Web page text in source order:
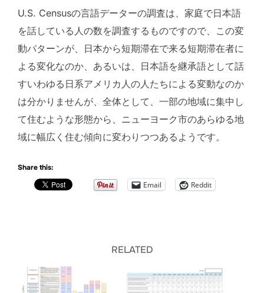
U.S. Censusの言語データーの調査は、家庭で日本語
を話している人の数を調査するものですので、この変
動パターンが、日本から短期滞在で来る短期滞在者に
よる変化なのか、あるいは、日本語を継承語として話
すいわゆる日系アメリカ人の人たちによる変動なのか
は分かりませんが、全体として、一部の地域に集中し
て住むような形態から、ニューヨーク市のあらゆる地
域に幅広く住む傾向に変わりつつあるようです。
Share this:
Email Reddit
RELATED